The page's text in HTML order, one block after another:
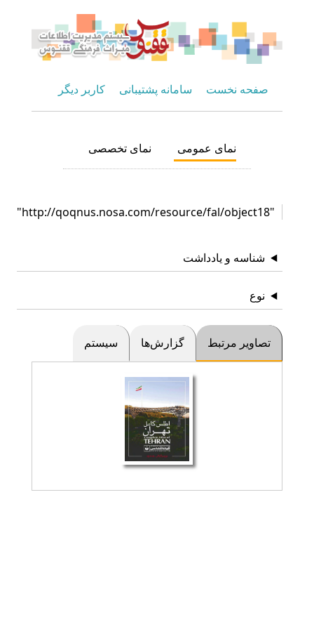
صفحه نخست سامانه پشتیبانی کاربر دیگر
نمای عمومی نمای تخصصی
"http://qoqnus.nosa.com/resource/fal/object18"
شناسه و یادداشت
نوع
تصاویر مرتبط گزارش‌ها سیستم